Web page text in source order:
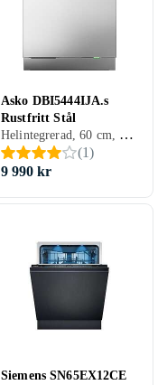
Asko DBI5444IJA.s
Rustfritt Stål
Helintegrerad, 60 cm, 42 dB, A
(1)
9 990 kr
Siemens SN65EX12CE